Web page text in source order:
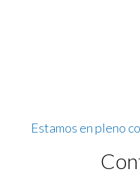
Estamos en pleno